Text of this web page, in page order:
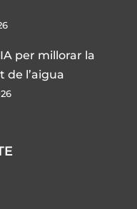
per millorar la
de l’aigua